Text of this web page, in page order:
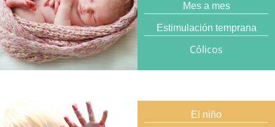
Mes a mes
Estimulación temprana
Cólicos
El niño